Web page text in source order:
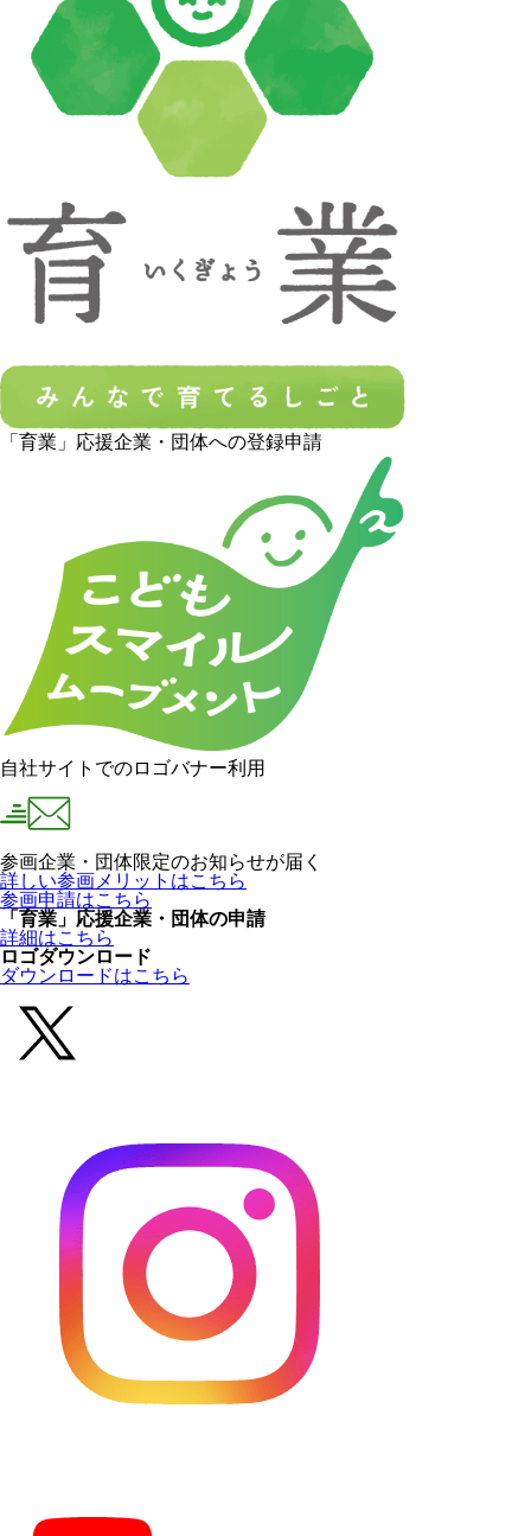
「育業」応援企業・団体への登録申請
自社サイトでのロゴバナー利用
参画企業・団体限定のお知らせが届く
詳しい参画メリットはこちら
参画申請はこちら
「育業」応援企業・団体の申請
詳細はこちら
ロゴダウンロード
ダウンロードはこちら